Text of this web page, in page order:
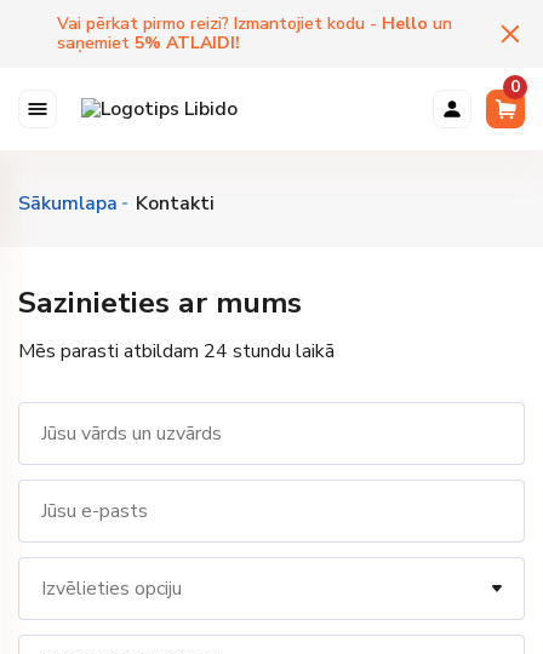
Vai pērkat pirmo reizi? Izmantojiet kodu - Hello un
saņemiet 5% ATLAIDI!
0
Sākumlapa Kontakti
Sazinieties ar mums
Mēs parasti atbildam 24 stundu laikā
Izvēlieties opciju